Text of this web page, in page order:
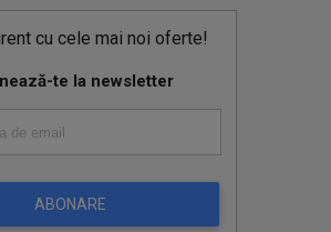
cu cele mai noi oferte!
te la newsletter
ABONARE